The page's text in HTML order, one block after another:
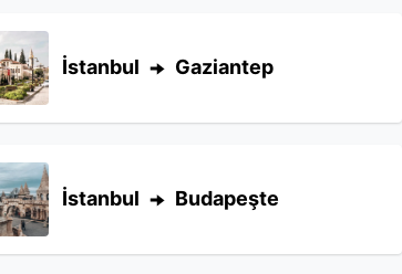
İstanbul Gaziantep
İstanbul Budapeşte